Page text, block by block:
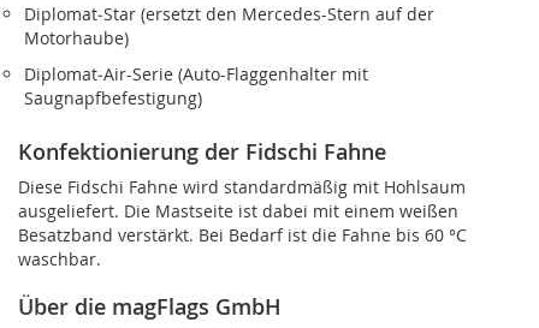
Diplomat‑Star (ersetzt den Mercedes-Stern auf der
Motorhaube)
Diplomat‑Air-Serie (Auto-Flaggenhalter mit
Saugnapfbefestigung)
Konfektionierung der Fidschi Fahne
Diese Fidschi Fahne wird standardmäßig mit Hohlsaum
ausgeliefert. Die Mastseite ist dabei mit einem weißen
Besatzband verstärkt. Bei Bedarf ist die Fahne bis 60 °C
waschbar.
Über die magFlags GmbH